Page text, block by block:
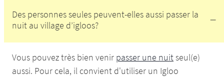
Des personnes seules peuvent-elles aussi passer la
nuit au village d’igloos?
Vous pouvez très bien venir passer une nuitseul(e)
aussi. Pour cela, il convient d'utiliser un Igloo